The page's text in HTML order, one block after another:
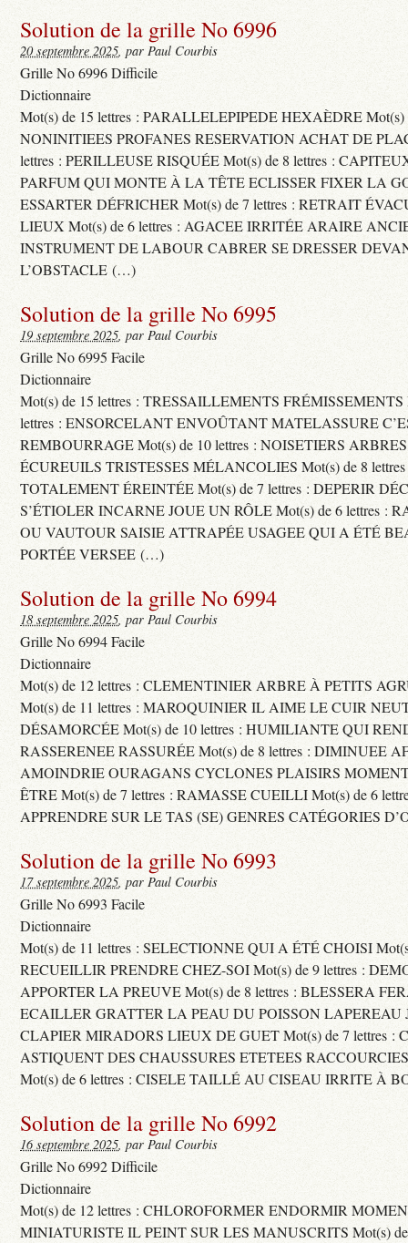
Solution de la grille No 6996
20 septembre 2025, par Paul Courbis
Grille No 6996 Difficile
Dictionnaire
Mot(s) de 15 lettres : PARALLELEPIPEDE HEXAÈDRE Mot(s)
NONINITIEES PROFANES RESERVATION ACHAT DE
lettres : PERILLEUSE RISQUÉE Mot(s) de 8 lettres :
PARFUM QUI MONTE À LA TÊTE ECLISSER FIXER LA
ESSARTER DÉFRICHER Mot(s) de 7 lettres : RETRAIT
LIEUX Mot(s) de 6 lettres : AGACEE IRRITÉE ARAIRE
INSTRUMENT DE LABOUR CABRER SE DRESSER
L’OBSTACLE (…)
Solution de la grille No 6995
19 septembre 2025, par Paul Courbis
Grille No 6995 Facile
Dictionnaire
Mot(s) de 15 lettres : TRESSAILLEMENTS FRÉMISSEMENTS
lettres : ENSORCELANT ENVOÛTANT MATELASSURE
REMBOURRAGE Mot(s) de 10 lettres : NOISETIERS
ÉCUREUILS TRISTESSES MÉLANCOLIES Mot(s) de 8
TOTALEMENT ÉREINTÉE Mot(s) de 7 lettres : DEPERIR
S’ÉTIOLER INCARNE JOUE UN RÔLE Mot(s) de 6 lettres :
OU VAUTOUR SAISIE ATTRAPÉE USAGEE QUI A ÉTÉ
PORTÉE VERSEE (…)
Solution de la grille No 6994
18 septembre 2025, par Paul Courbis
Grille No 6994 Facile
Dictionnaire
Mot(s) de 12 lettres : CLEMENTINIER ARBRE À PETITS
Mot(s) de 11 lettres : MAROQUINIER IL AIME LE CUIR
DÉSAMORCÉE Mot(s) de 10 lettres : HUMILIANTE QUI
RASSERENEE RASSURÉE Mot(s) de 8 lettres : DIMINUEE
AMOINDRIE OURAGANS CYCLONES PLAISIRS
ÊTRE Mot(s) de 7 lettres : RAMASSE CUEILLI Mot(s) de 6
APPRENDRE SUR LE TAS (SE) GENRES CATÉGORIES
Solution de la grille No 6993
17 septembre 2025, par Paul Courbis
Grille No 6993 Facile
Dictionnaire
Mot(s) de 11 lettres : SELECTIONNE QUI A ÉTÉ CHOISI
RECUEILLIR PRENDRE CHEZ-SOI Mot(s) de 9 lettres :
APPORTER LA PREUVE Mot(s) de 8 lettres : BLESSERA
ECAILLER GRATTER LA PEAU DU POISSON LAPEREAU
CLAPIER MIRADORS LIEUX DE GUET Mot(s) de 7 lettres :
ASTIQUENT DES CHAUSSURES ETETEES
Mot(s) de 6 lettres : CISELE TAILLÉ AU CISEAU IRRITE À
Solution de la grille No 6992
16 septembre 2025, par Paul Courbis
Grille No 6992 Difficile
Dictionnaire
Mot(s) de 12 lettres : CHLOROFORMER ENDORMIR
MINIATURISTE IL PEINT SUR LES MANUSCRITS Mot(s) de